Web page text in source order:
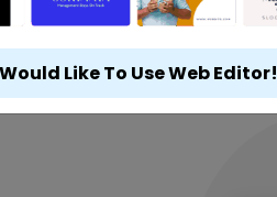
Like To Use Web Editor!